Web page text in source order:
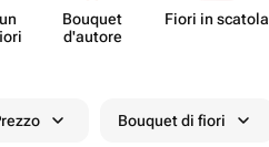
Bouquet
d'autore
Fiori in scatola
Bouquet di fiori